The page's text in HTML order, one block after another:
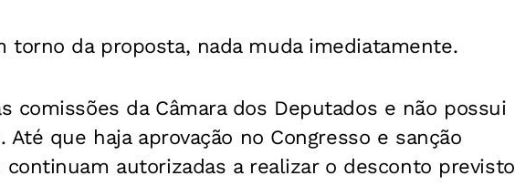
torno da proposta, nada muda imediatamente.
comissões da Câmara dos Deputados e não possui
Até que haja aprovação no Congresso e sanção
autorizadas a realizar o desconto previsto